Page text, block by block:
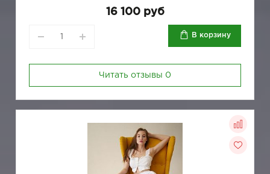
16 100 руб
В корзину
Читать отзывы 0